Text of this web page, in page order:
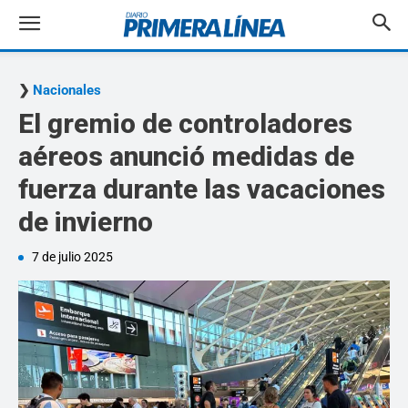
Nacionales
El gremio de controladores
aéreos anunció medidas de
fuerza durante las vacaciones
de invierno
7 de julio 2025